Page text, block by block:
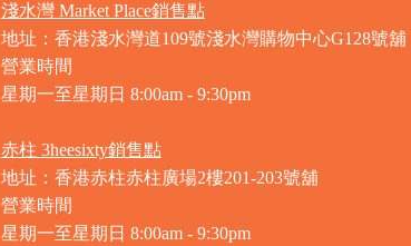
淺水灣 Market Place銷售點
地址：香港淺水灣道109號淺水灣購物中心G128號舖
營業時間
星期一至星期日 8:00am - 9:30pm
赤柱 3heesixty銷售點
地址：香港赤柱赤柱廣場2樓201-203號舖
營業時間
星期一至星期日 8:00am - 9:30pm